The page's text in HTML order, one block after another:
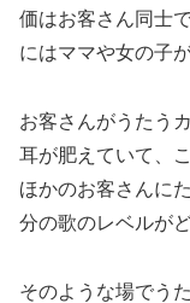
価はお客さん同士
にはママや女の子
お客さんがうたう
耳が肥えていて、
ほかのお客さんに
分の歌のレベルが
そのような場でう